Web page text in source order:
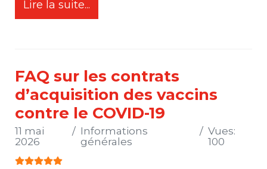
Lire la suite...
FAQ sur les contrats
d’acquisition des vaccins
contre le COVID-19
Informations
générales
11 mai
2026
Vues:
100
Vote utilisateur: